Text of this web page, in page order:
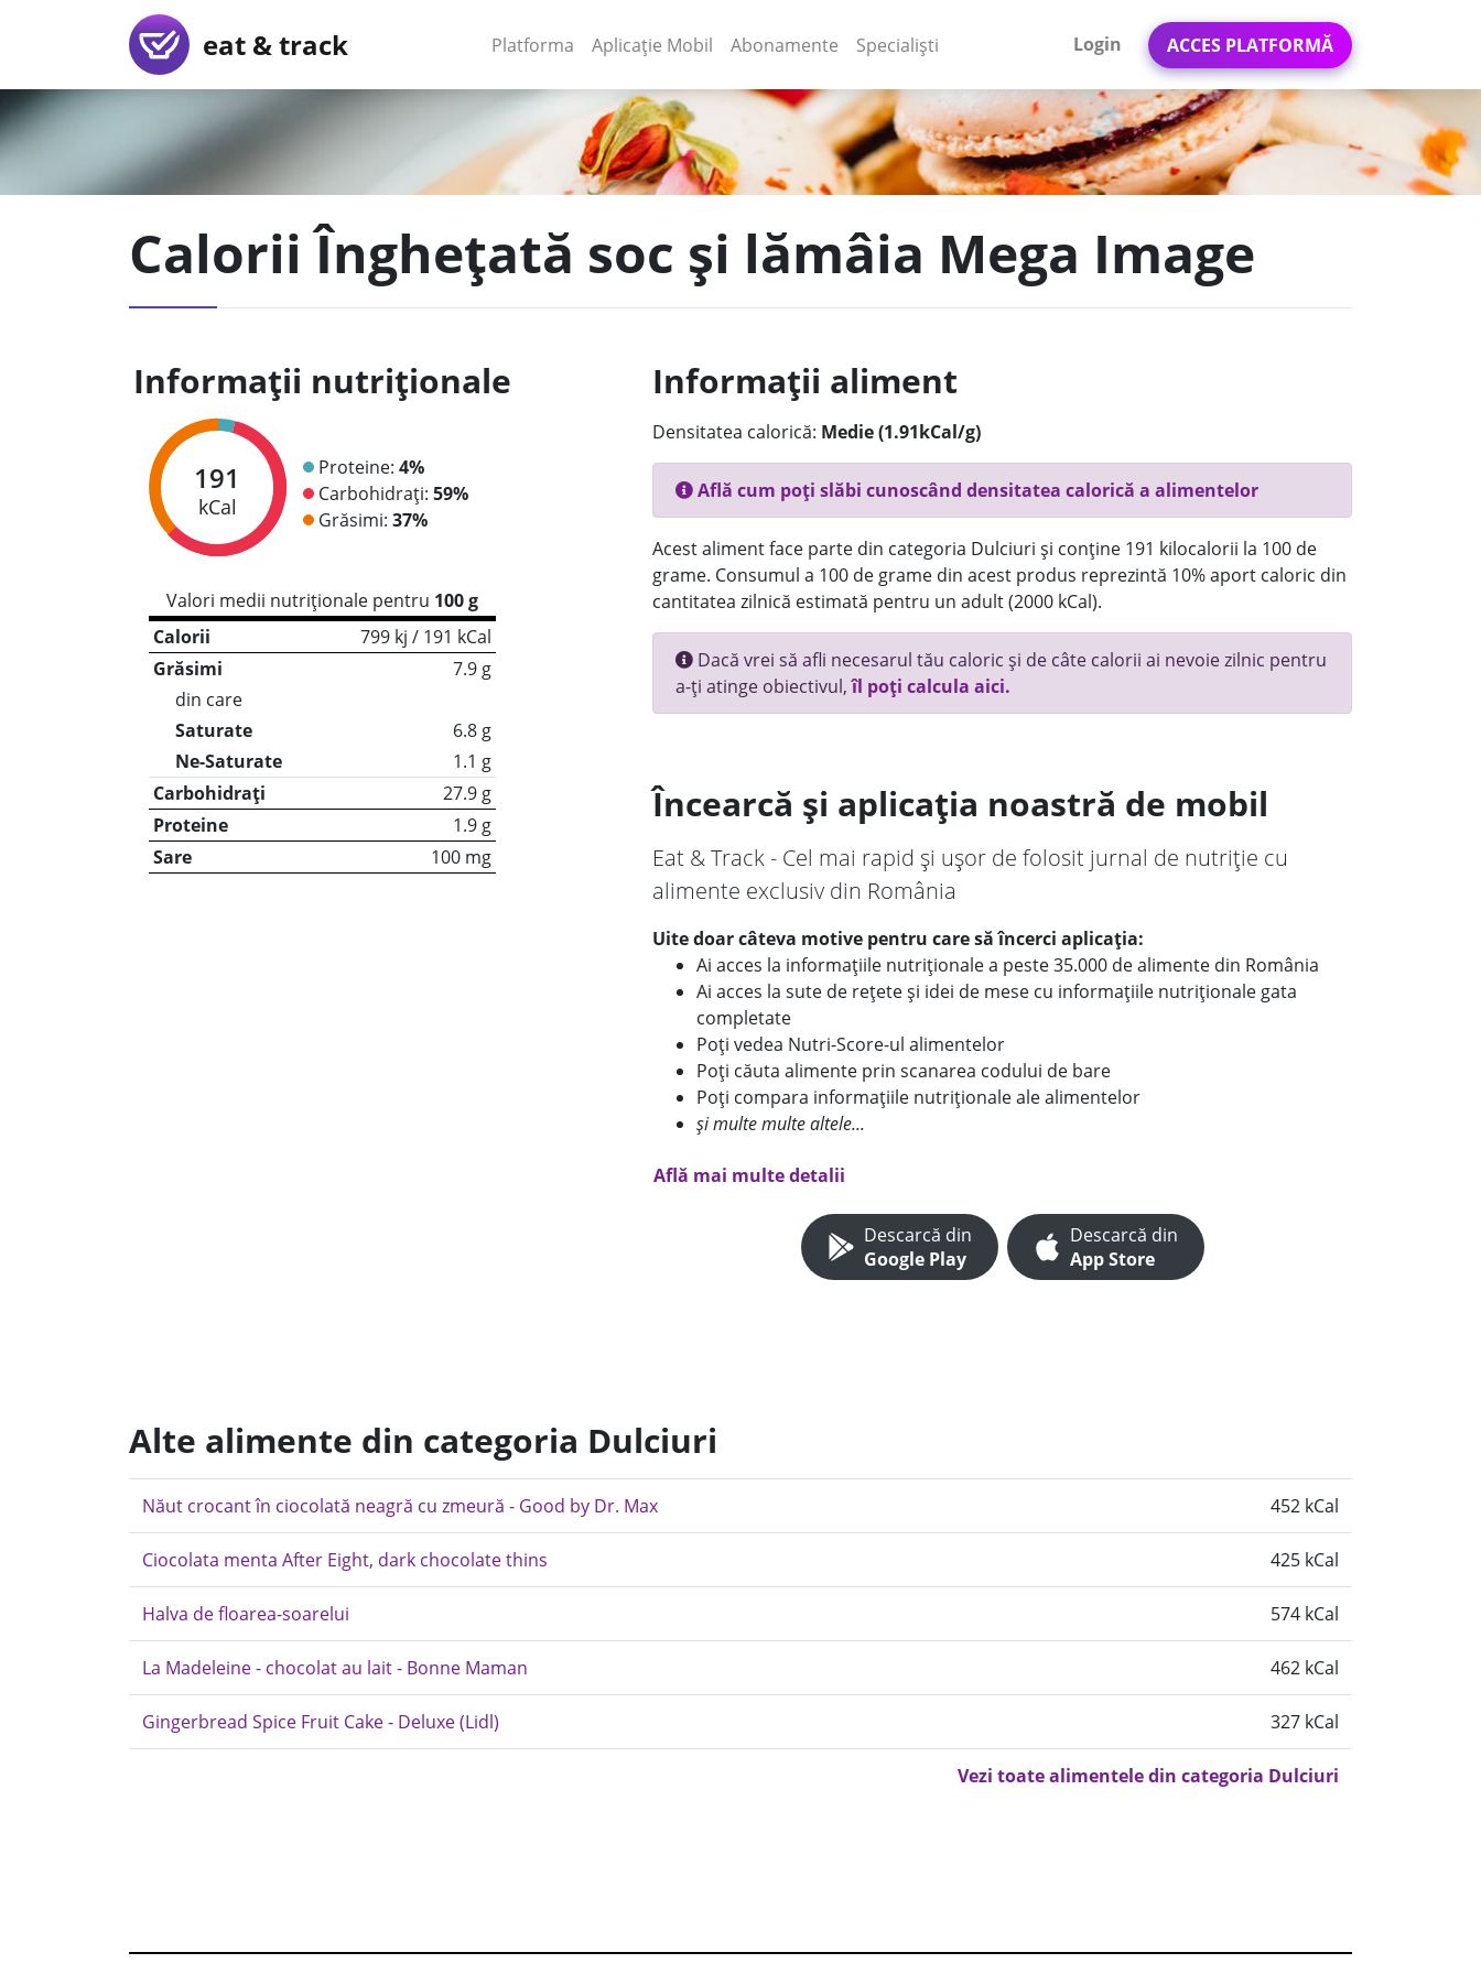
eat & track Platforma (current)
Aplicație Mobil (current)
Abonamente Specialiști Login ACCES PLATFORMĂ
Calorii Înghețată soc și lămâia Mega Image
Informații nutriționale
191
kCal
Proteine: 4%
Carbohidrați: 59%
Grăsimi: 37%
Valori medii nutriționale pentru 100 g
Calorii
799 kj / 191 kCal
Grăsimi
7.9 g
din care
Saturate
6.8 g
Ne-Saturate
1.1 g
Carbohidrați
27.9 g
Proteine
1.9 g
Sare
100 mg
Informații aliment
Densitatea calorică: Medie (1.91kCal/g)
Află cum poți slăbi cunoscând densitatea calorică a alimentelor
Acest aliment face parte din categoria Dulciuri și conține 191 kilocalorii la 100 de
grame. Consumul a 100 de grame din acest produs reprezintă 10% aport caloric din
cantitatea zilnică estimată pentru un adult (2000 kCal).
Dacă vrei să afli necesarul tău caloric și de câte calorii ai nevoie zilnic pentru
a-ți atinge obiectivul,îl poți calcula aici.
Încearcă și aplicația noastră de mobil
Eat & Track - Cel mai rapid și ușor de folosit jurnal de nutriție cu
alimente exclusiv din România
Uite doar câteva motive pentru care să încerci aplicația:
Ai acces la informațiile nutriționale a peste 35.000 de alimente din România
Ai acces la sute de rețete și idei de mese cu informațiile nutriționale gata
completate
Poți vedea Nutri-Score-ul alimentelor
Poți căuta alimente prin scanarea codului de bare
Poți compara informațiile nutriționale ale alimentelor
și multe multe altele...
Află mai multe detalii
Descarcă din
Google Play
Descarcă din
App Store
Alte alimente din categoria Dulciuri
Năut crocant în ciocolată neagră cu zmeură - Good by Dr. Max 452 kCal
Ciocolata menta After Eight, dark chocolate thins 425 kCal
Halva de floarea-soarelui 574 kCal
La Madeleine - chocolat au lait - Bonne Maman 462 kCal
Gingerbread Spice Fruit Cake - Deluxe (Lidl) 327 kCal
Vezi toate alimentele din categoria Dulciuri